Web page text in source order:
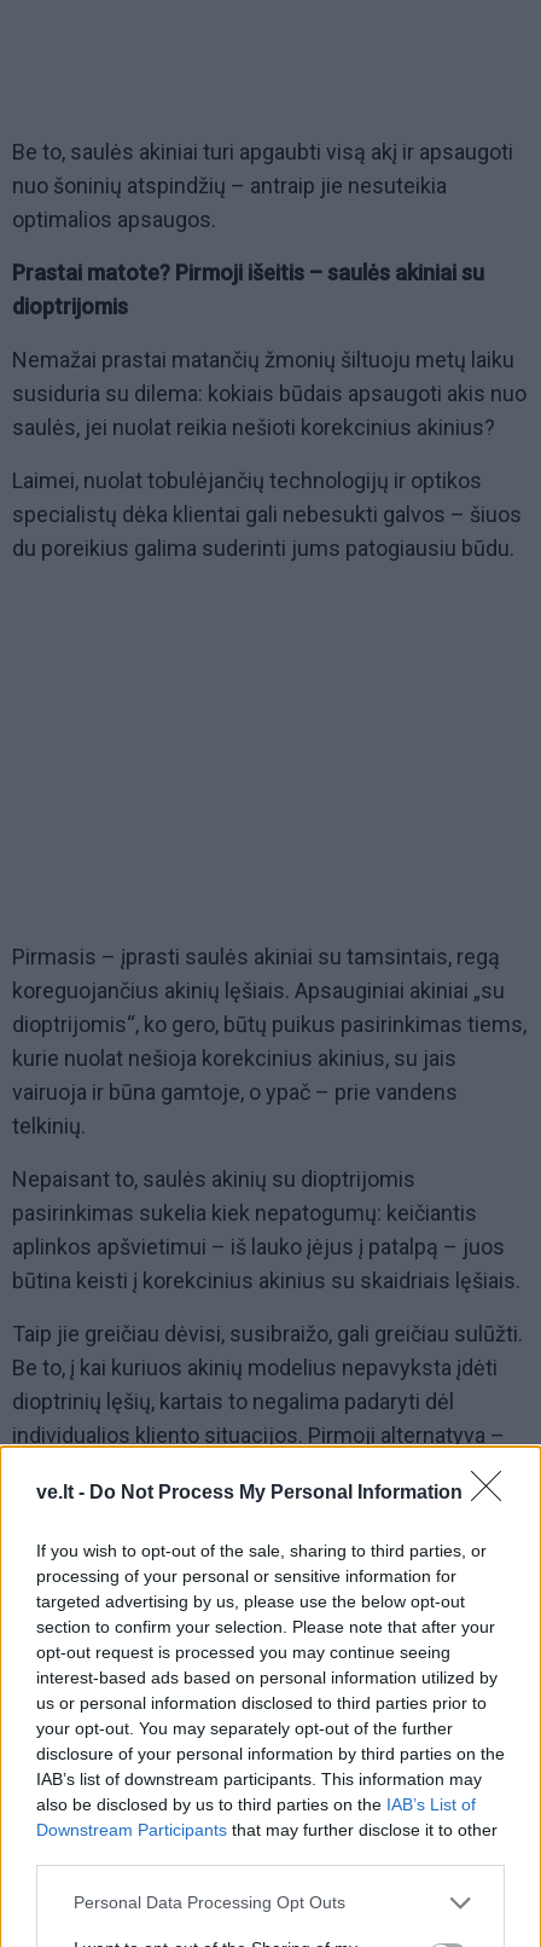
ve.lt - Do Not Process My Personal Information
If you wish to opt-out of the sale, sharing to third parties, or
processing of your personal or sensitive information for
targeted advertising by us, please use the below opt-out
section to confirm your selection. Please note that after your
opt-out request is processed you may continue seeing
interest-based ads based on personal information utilized by
us or personal information disclosed to third parties prior to
your opt-out. You may separately opt-out of the further
disclosure of your personal information by third parties on the
IAB’s list of downstream participants. This information may
also be disclosed by us to third parties on the IAB’s List of
Downstream Participants that may further disclose it to other
Personal Data Processing Opt Outs
Be to, saulės akiniai turi apgaubti visą akį ir apsaugoti
nuo šoninių atspindžių – antraip jie nesuteikia
optimalios apsaugos.
Prastai matote? Pirmoji išeitis – saulės akiniai su
dioptrijomis
Nemažai prastai matančių žmonių šiltuoju metų laiku
susiduria su dilema: kokiais būdais apsaugoti akis nuo
saulės, jei nuolat reikia nešioti korekcinius akinius?
Laimei, nuolat tobulėjančių technologijų ir optikos
specialistų dėka klientai gali nebesukti galvos – šiuos
du poreikius galima suderinti jums patogiausiu būdu.
Pirmasis – įprasti saulės akiniai su tamsintais, regą
koreguojančius akinių lęšiais. Apsauginiai akiniai „su
dioptrijomis“, ko gero, būtų puikus pasirinkimas tiems,
kurie nuolat nešioja korekcinius akinius, su jais
vairuoja ir būna gamtoje, o ypač – prie vandens
telkinių.
Nepaisant to, saulės akinių su dioptrijomis
pasirinkimas sukelia kiek nepatogumų: keičiantis
aplinkos apšvietimui – iš lauko įėjus į patalpą – juos
būtina keisti į korekcinius akinius su skaidriais lęšiais.
Taip jie greičiau dėvisi, susibraižo, gali greičiau sulūžti.
Be to, į kai kuriuos akinių modelius nepavyksta įdėti
dioptrinių lęšių, kartais to negalima padaryti dėl
individualios kliento situacijos. Pirmoji alternatyva –
ant skaidrių korekcinių akinių dedami specialūs klipsai
arba papildomi akiniai, vadinami „Suncovers“.
Akiniai „chameleonai“ – naujas jaunimo mados